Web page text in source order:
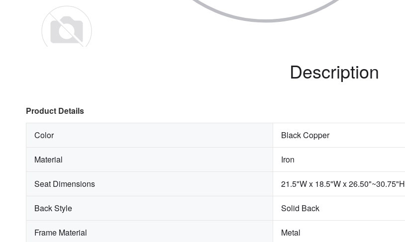
Description
Product Details
Color Black Copper
Material Iron
Seat Dimensions 21.5"W x 18.5"W x 26.50"~30.75"H
Back Style Solid Back
Frame Material Metal